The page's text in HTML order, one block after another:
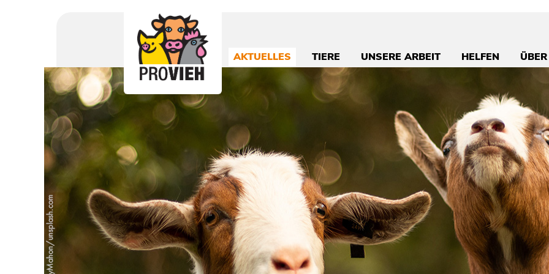
leben.AKTUELLES TIERE UNSERE ARBEIT HELFEN
Slider